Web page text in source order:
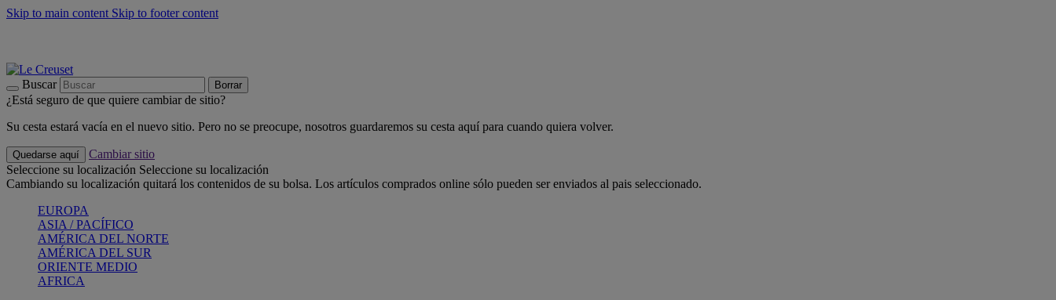
Skip to main content Skip to footer content
Buscar Borrar
¿Está seguro de que quiere cambiar de sitio?
Su cesta estará vacía en el nuevo sitio. Pero no se preocupe, nosotros guardaremos su cesta aquí para cuando quiera volver.
Quedarse aquí
Cambiar sitio
Seleccione su localización Seleccione su localización
Cambiando su localización quitará los contenidos de su bolsa. Los artículos comprados online sólo pueden ser enviados al pais seleccionado.
EUROPA
ASIA / PACÍFICO
AMÉRICA DEL NORTE
AMÉRICA DEL SUR
ORIENTE MEDIO
AFRICA